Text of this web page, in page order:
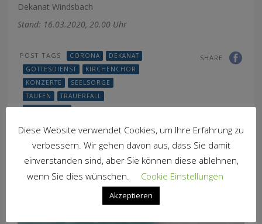
Dekanat Windsbach
Stand: 16.03.2020, 20.00 Uhr
SHARE
POST TAGS CORONA
DEKANAT
GOTTESDIENST
KIRCHENCHOR
KONZERTE
SEELSORGE
TAUFEN
TRAUERFALL
TRAUUNGEN
WINDSBACH
YOU MAY ALSO LIKE
Diese Website verwendet Cookies, um Ihre Erfahrung zu
verbessern. Wir gehen davon aus, dass Sie damit
einverstanden sind, aber Sie können diese ablehnen,
wenn Sie dies wünschen.
Cookie Einstellungen
Akzeptieren